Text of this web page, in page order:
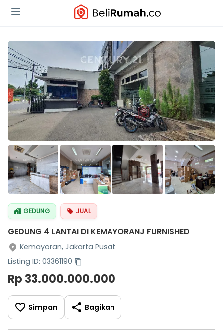
GEDUNG JUAL
GEDUNG 4 LANTAI DI KEMAYORANJ FURNISHED
Kemayoran, Jakarta Pusat
Listing ID: 03361190
Rp 33.000.000.000
Simpan Bagikan